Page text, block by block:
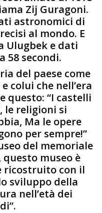
Zij Guragoni.
astronomici di
al mondo. E
Ulugbek e dati
58 secondi.
del paese come
colui che nell’era
questo: “I castelli
religioni si
Ma le opere
per sempre!”
del memoriale
questo museo è
ricostruito con il
sviluppo della
nell’età dei